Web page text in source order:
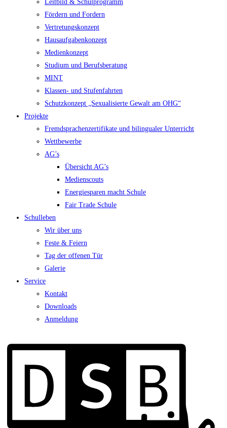
Leitbild & Schulprogramm
Fördern und Fordern
Vertretungskonzept
Hausaufgabenkonzept
Medienkonzept
Studium und Berufsberatung
MINT
Klassen- und Stufenfahrten
Schutzkonzept „Sexualisierte Gewalt am OHG“
Projekte
Fremdsprachenzertifikate und bilingualer Unterricht
Wettbewerbe
AG’s
Übersicht AG’s
Medienscouts
Energiesparen macht Schule
Fair Trade Schule
Schulleben
Wir über uns
Feste & Feiern
Tag der offenen Tür
Galerie
Service
Kontakt
Downloads
Anmeldung